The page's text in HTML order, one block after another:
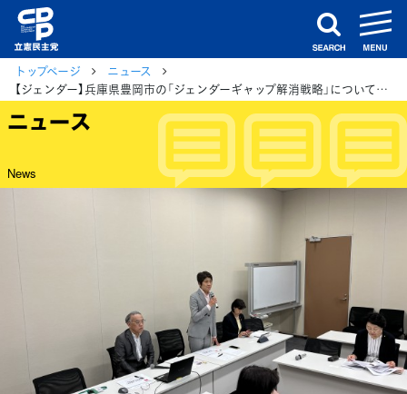
search
トップページ
ニュース
【ジェンダー】兵庫県豊岡市の「ジェンダーギャップ解消戦略」についてヒアリング
ニュース
News